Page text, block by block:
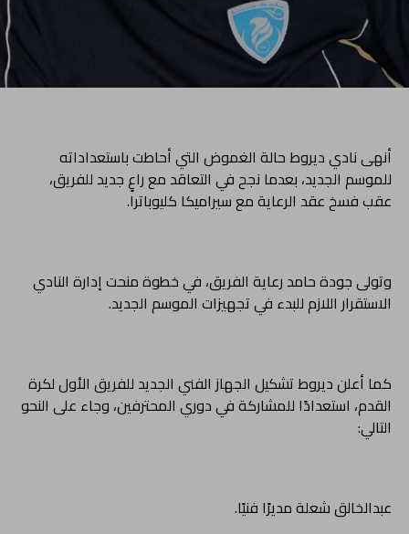
أنهى نادي ديروط حالة الغموض التي أحاطت باستعداداته
للموسم الجديد، بعدما نجح في التعاقد مع راعٍ جديد للفريق،
عقب فسخ عقد الرعاية مع سيراميكا كليوباترا.
وتولى جودة حامد رعاية الفريق، في خطوة منحت إدارة النادي
الاستقرار اللازم للبدء في تجهيزات الموسم الجديد.
كما أعلن ديروط تشكيل الجهاز الفني الجديد للفريق الأول لكرة
القدم، استعدادًا للمشاركة في دوري المحترفين، وجاء على النحو
التالي:
عبدالخالق شعلة مديرًا فنيًا.